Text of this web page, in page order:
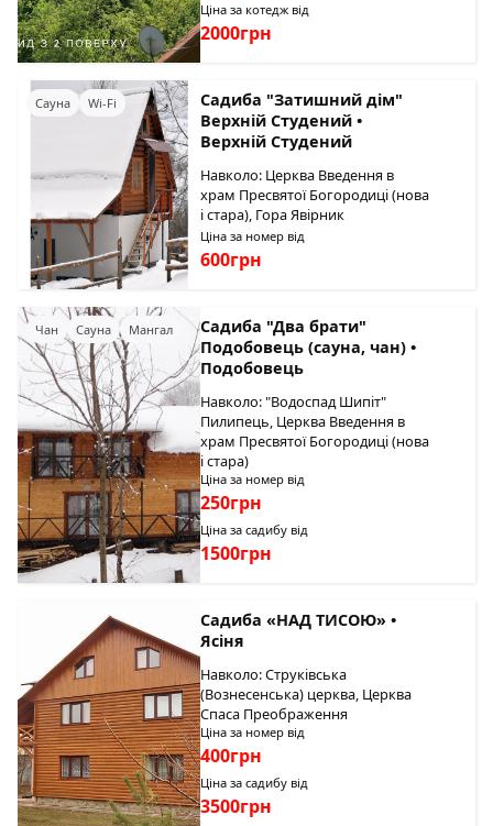
Ціна за котедж від
2000грн
Сауна Wi-Fi
Садиба "Затишний дім"
Верхній Студений •
Верхній Студений
Навколо: Церква Введення в
храм Пресвятої Богородиці (нова
і стара), Гора Явірник
Ціна за номер від
600грн
Чан Сауна Мангал
Садиба "Два брати"
Подобовець (сауна, чан) •
Подобовець
Навколо: "Водоспад Шипіт"
Пилипець, Церква Введення в
храм Пресвятої Богородиці (нова
і стара)
Ціна за номер від
250грн
Ціна за садибу від
1500грн
Садиба «НАД ТИСОЮ» •
Ясіня
Навколо: Струківська
(Вознесенська) церква, Церква
Спаса Преображення
Ціна за номер від
400грн
Ціна за садибу від
3500грн